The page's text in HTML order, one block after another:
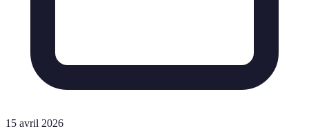
15 avril 2026